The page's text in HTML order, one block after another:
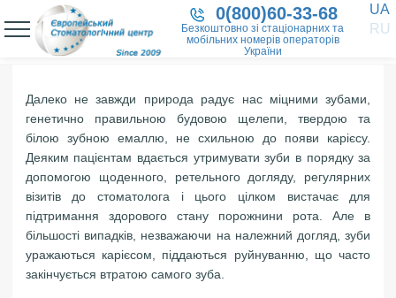
0(800)60-33-68
Безкоштовно зі стаціонарних та
мобільних номерів операторів
України
UA
RU
Далеко не завжди природа радує нас міцними зубами,
генетично правильною будовою щелепи, твердою та
білою зубною емаллю, не схильною до появи карієсу.
Деяким пацієнтам вдається утримувати зуби в порядку за
допомогою щоденного, ретельного догляду, регулярних
візитів до стоматолога і цього цілком вистачає для
підтримання здорового стану порожнини рота. Але в
більшості випадків, незважаючи на належний догляд, зуби
уражаються карієсом, піддаються руйнуванню, що часто
закінчується втратою самого зуба.